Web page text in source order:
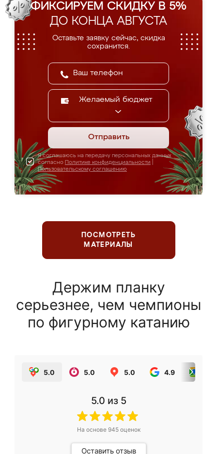
ФИКСИРУЕМ СКИДКУ В 5%
ДО КОНЦА АВГУСТА
Оставьте заявку сейчас, скидка
сохранится.
Желаемый бюджет
Отправить
Я соглашаюсь на передачу персональных данных
согласно Политике конфиденциальности
Пользовательскому соглашению
ПОСМОТРЕТЬ
МАТЕРИАЛЫ
Держим планку
серьезнее, чем чемпионы
по фигурному катанию
5.0 5.0 5.0 4.9
5.0 из 5
На основе 945оценок
Оставить отзыв